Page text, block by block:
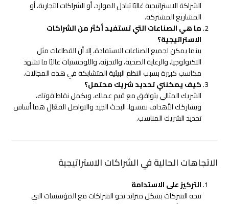
الشراكة الاستراتيجية غالبًا تبادل الموارد، أو الشراكات التجارية، أو
المشاريع المشتركة.
ما هي الصناعات التي تستفيد أكثر من الشراكات
الاستراتيجية؟
بينما يمكن لجميع الصناعات الاستفادة، إلا أن القطاعات مثل
التكنولوجيا، والرعاية الصحية، والتجزئة، واللوجستيات غالبًا ما تشهد
مكاسب كبيرة بسبب النظم البيئية المتشابكة في هذه المجالات.
كيف يمكنني تحديد شريك محتمل؟
الشريك المثالي يتوافق مع قيم عملك، ويكمل نقاط قوتك،
ويشاركك الأهداف نفسها. البحث الجيد والتواصل الفعّال هما أساس
تحديد الشريك المناسب.
الاتجاهات الحالية في الشراكات الاستراتيجية
التركيز على الاستدامة
تتجه الشركات بشكل متزايد نحو الشراكات مع المؤسسات التي